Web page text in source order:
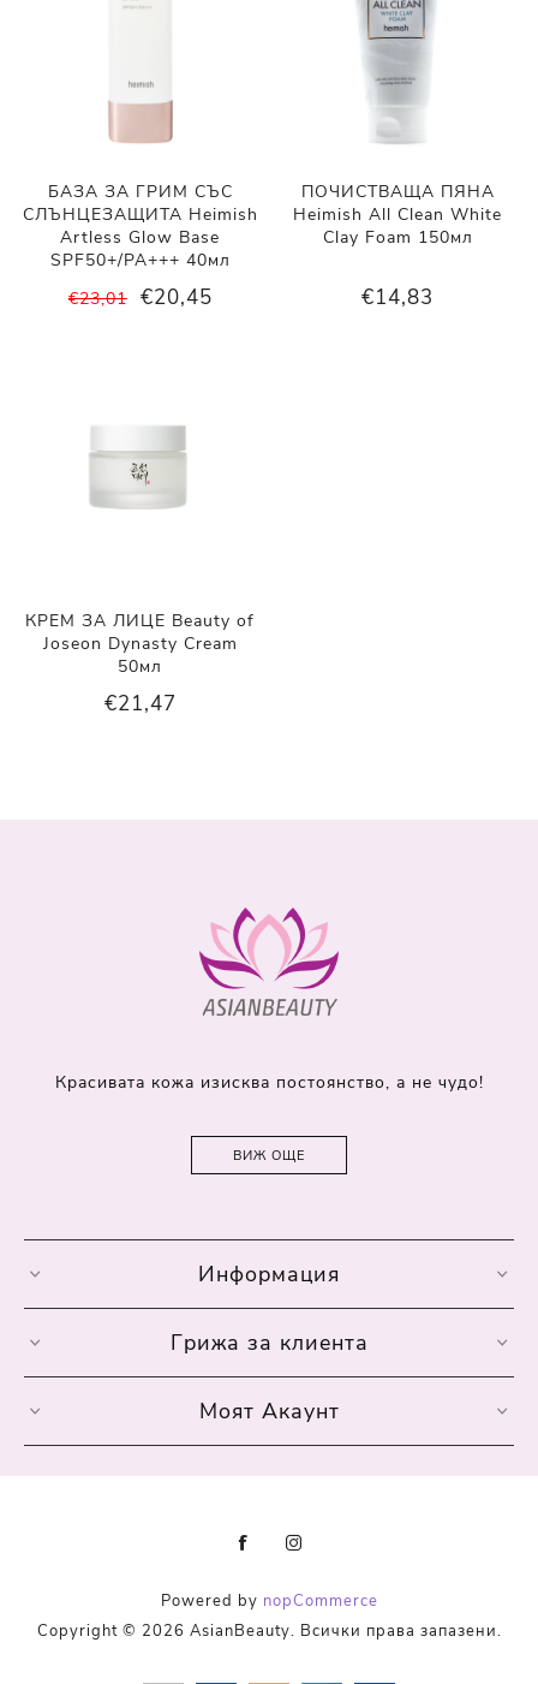
БАЗА ЗА ГРИМ СЪС
СЛЪНЦЕЗАЩИТА Heimish
Artless Glow Base
SPF50+/PA+++ 40мл
€23,01 €20,45
ПОЧИСТВАЩА ПЯНА
Heimish All Clean White
Clay Foam 150мл
€14,83
КРЕМ ЗА ЛИЦЕ Beauty of
Joseon Dynasty Cream
50мл
€21,47
Красивата кожа изисква постоянство, а не чудо!
ВИЖ ОЩЕ
Информация
Грижа за клиента
Моят Акаунт
Powered by nopCommerce
Copyright © 2026 AsianBeauty. Всички права запазени.